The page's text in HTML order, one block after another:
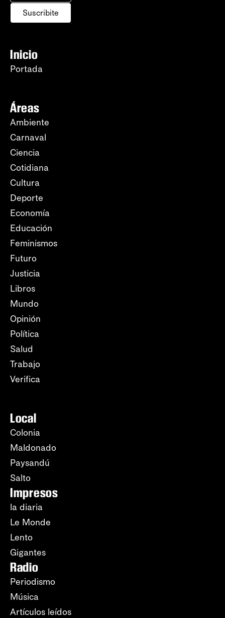
Suscribite
Inicio
Portada
Áreas
Ambiente
Carnaval
Ciencia
Cotidiana
Cultura
Deporte
Economía
Educación
Feminismos
Futuro
Justicia
Libros
Mundo
Opinión
Política
Salud
Trabajo
Verifica
Local
Colonia
Maldonado
Paysandú
Salto
Impresos
la diaria
Le Monde
Lento
Gigantes
Radio
Periodismo
Música
Artículos leídos